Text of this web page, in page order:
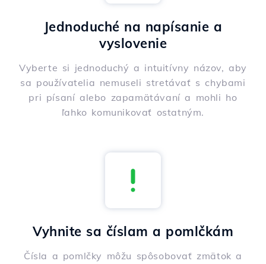
Jednoduché na napísanie a
vyslovenie
Vyberte si jednoduchý a intuitívny názov, aby
sa používatelia nemuseli stretávať s chybami
pri písaní alebo zapamätávaní a mohli ho
ľahko komunikovať ostatným.
Vyhnite sa číslam a pomlčkám
Čísla a pomlčky môžu spôsobovať zmätok a